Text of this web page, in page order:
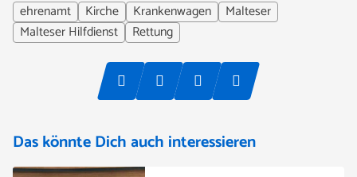
ehrenamt
Kirche Krankenwagen
Malteser
Malteser Hilfdienst
Rettung
Das könnte Dich auch interessieren